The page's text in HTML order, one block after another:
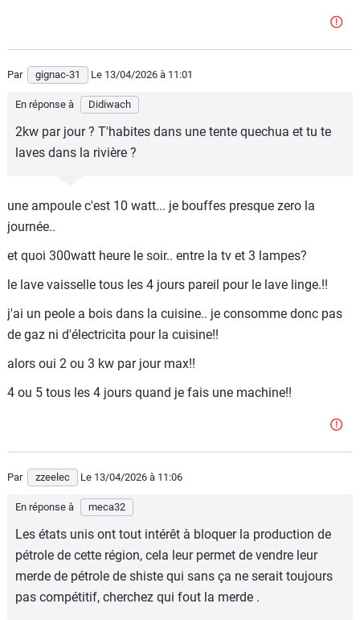
Par gignac-31 Le 13/04/2026 à 11:01
En réponse à Didiwach
2kw par jour ? T'habites dans une tente quechua et tu te
laves dans la rivière ?
une ampoule c'est 10 watt... je bouffes presque zero la
journée..
et quoi 300watt heure le soir.. entre la tv et 3 lampes?
le lave vaisselle tous les 4 jours pareil pour le lave linge.!!
j'ai un peole a bois dans la cuisine.. je consomme donc pas
de gaz ni d'électricita pour la cuisine!!
alors oui 2 ou 3 kw par jour max!!
4 ou 5 tous les 4 jours quand je fais une machine!!
Par zzeelec Le 13/04/2026 à 11:06
En réponse à meca32
Les états unis ont tout intérêt à bloquer la production de
pétrole de cette région, cela leur permet de vendre leur
merde de pétrole de shiste qui sans ça ne serait toujours
pas compétitif, cherchez qui fout la merde .